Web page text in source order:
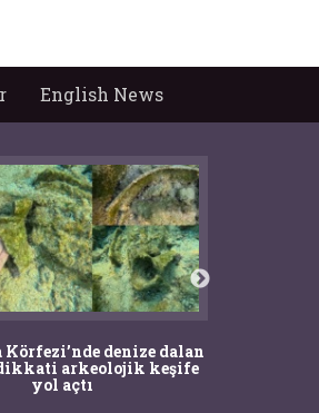
English News
denize dalan
arkeolojik keşife
yol açtı